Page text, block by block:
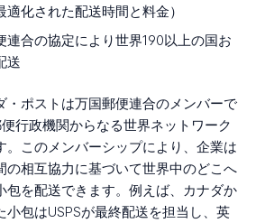
適化された配送時間と料金）
連合の協定により世界190以上の国お
送
・ポストは万国郵便連合のメンバーで
行政機関からなる世界ネットワーク
。このメンバーシップにより、企業は
の相互協力に基づいて世界中のどこへ
包を配送できます。例えば、カナダか
小包はUSPSが最終配送を担当し、英